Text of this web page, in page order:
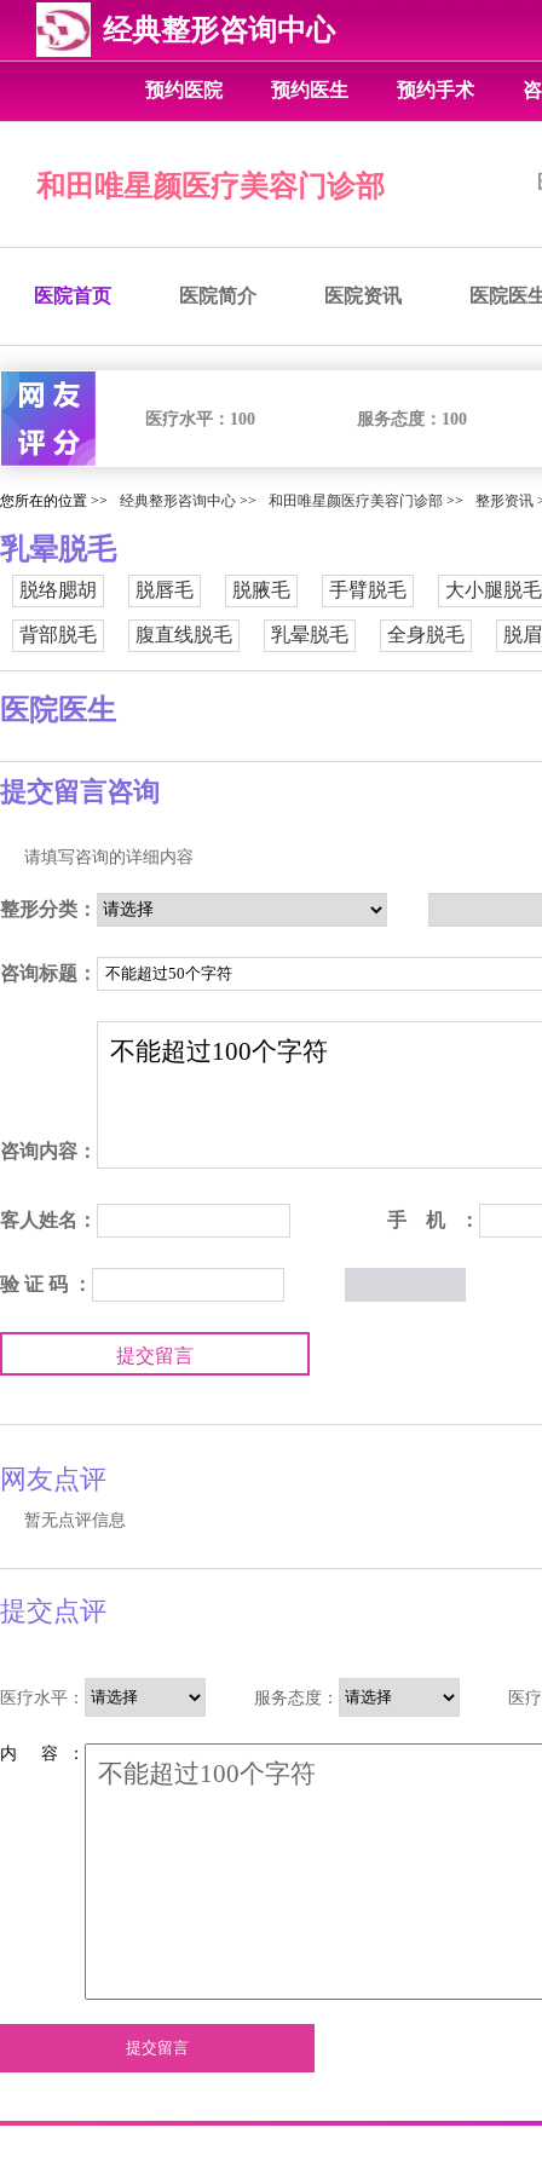
经典整形咨询中心
预约医院 预约医生 预约手术
和田唯星颜医疗美容门诊部
医院首页 医院简介 医院资讯 医院医
医疗水平： 100 服务态度： 100
您所在的位置 >> 经典整形咨询中心 >> 和田唯星颜医疗美容门诊部 >> 整形资讯
乳晕脱毛
脱络腮胡 脱唇毛 脱腋毛 手臂脱毛 大小腿脱毛
背部脱毛 腹直线脱毛 乳晕脱毛 全身脱毛 脱
医院医生
提交留言咨询
请填写咨询的详细内容
整形分类：
咨询标题：
咨询内容：
客人姓名： 手 机 ：
验 证 码 ：
提交留言
网友点评
暂无点评信息
提交点评
医疗水平： 服务态度： 医
内 容 ：
提交留言